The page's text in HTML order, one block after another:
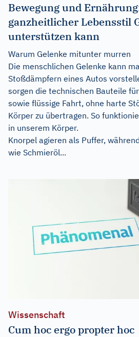
Bewegung und
ganzheitlicher Lebensstil
unterstützen kann
Warum Gelenke mitunter murren
Die menschlichen Gelenke kann
Stoßdämpfern eines Autos
sorgen die technischen Bauteile
sowie flüssige Fahrt, ohne harte
Körper zu übertragen. So
in unserem Körper.
Knorpel agieren als Puffer,
wie Schmieröl...
Wissenschaft
Cum hoc ergo propter hoc